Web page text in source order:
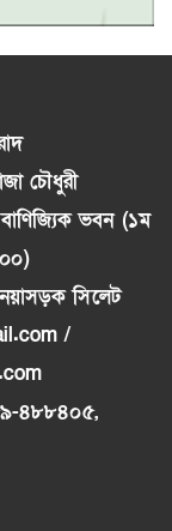
চৌধুরী
বাণিজ্যিক ভবন (১ম
নয়াসড়ক সিলেট
/
৪৮৮৪০৫,